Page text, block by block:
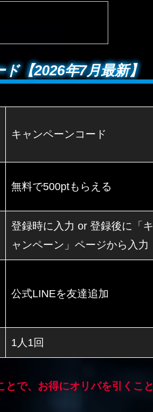
【2026年7月最新】
キャンペーンコード
無料で500ptもらえる
登録時に入力 or 登録後に「キ
ャンペーン」ページから入力
公式LINEを友達追加
1人1回
で、お得にオリパを引くこと